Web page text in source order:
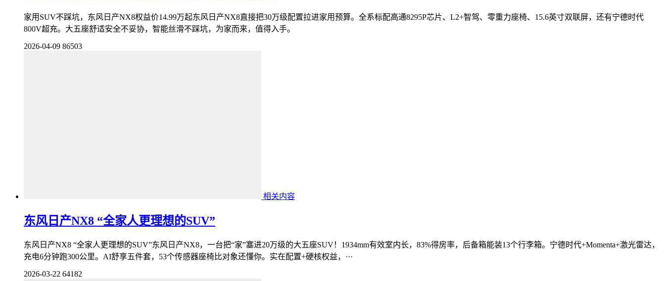
家用SUV不踩坑，东风日产NX8权益价14.99万起东风日产NX8直接把30万级配置拉进家用预算。全系标配高通8295P芯片、L2+智驾、零重力座椅、15.6英寸双联屏，还有宁德时代
800V超充。大五座舒适安全不妥协，智能丝滑不踩坑，为家而来，值得入手。
2026-04-09 86503
相关内容
东风日产NX8 “全家人更理想的SUV”
东风日产NX8 “全家人更理想的SUV”东风日产NX8，一台把“家”塞进20万级的大五座SUV！1934mm有效室内长，83%得房率，后备箱能装13个行李箱。宁德时代+Momenta+激光雷达，
充电6分钟跑300公里。AI舒享五件套，53个传感器座椅比对象还懂你。实在配置+硬核权益，···
2026-03-22 64182